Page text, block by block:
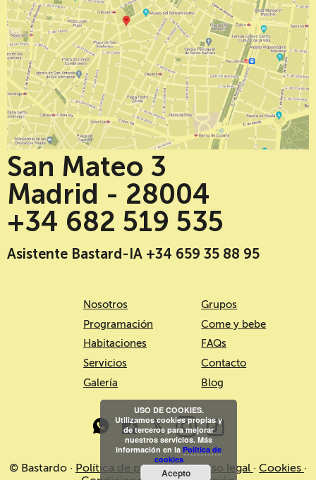
San Mateo 3
Madrid - 28004
+34 682 519 535
Asistente Bastard-IA +34 659 35 88 95
Nosotros
Programación
Habitaciones
Servicios
Galería
Grupos
Come y bebe
FAQs
Contacto
Blog
© Bastardo · Política de privacidad·Aviso legal · Cookies ·
USO DE COOKIES.
Utilizamos cookies propias y
de terceros para mejorar
nuestros servicios. Más
información en la Política de
cookies
Acepto